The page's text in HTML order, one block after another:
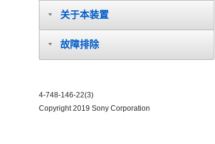
关于本装置
故障排除
4-748-146-22(3)
Copyright 2019 Sony Corporation